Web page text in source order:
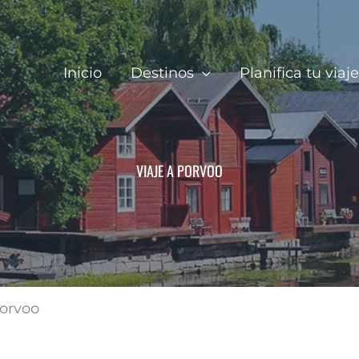
Inicio Destinos Planifica tu viaje
VIAJE A PORVOO